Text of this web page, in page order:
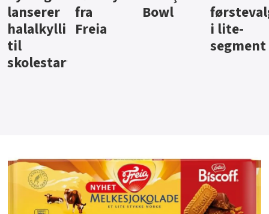
Bowl
førstevalg
i lite-
Berentsen
Hansa